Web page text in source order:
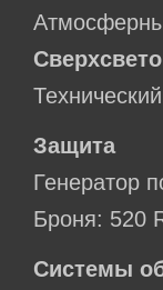
Защита
Генератор
Броня: 520
Системы